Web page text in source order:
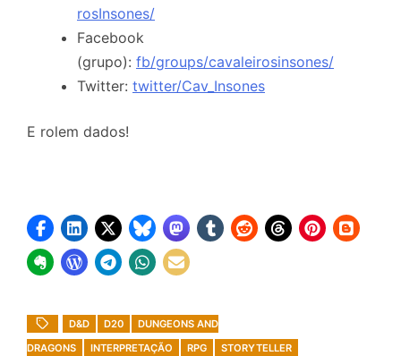
rosInsones/
Facebook
(grupo): fb/groups/cavaleirosinsones/
Twitter: twitter/Cav_Insones
E rolem dados!
D&D D20
DUNGEONS AND
DRAGONS
INTERPRETAÇÃO RPG STORYTELLER